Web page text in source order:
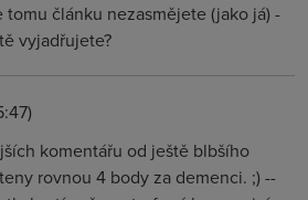
tomu článku nezasmějete (jako já) -
vyjadřujete?
komentářu od ještě blbšího
rovnou 4 body za demenci. ;) --